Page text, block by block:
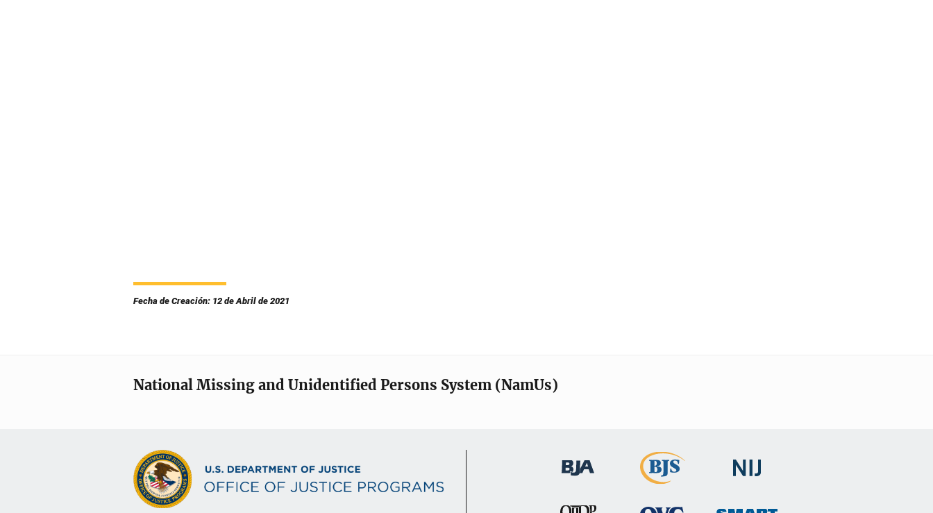
Fecha de Creación: 12 de Abril de 2021
National Missing and Unidentified Persons System (NamUs)